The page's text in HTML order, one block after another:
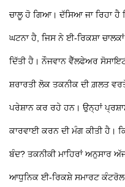
ਚਾਲੂ ਹੋ ਗਿਆ।ਦੱਸਿਆ ਜਾ ਰਿਹਾ ਹੈ
ਘਟਨਾ ਹੈ, ਜਿਸ ਨੇ ਈ-ਰਿਕਸ਼ਾ
ਦਿੱਤੀ ਹੈ। ਨੌਜਵਾਨ ਵੈੱਲਫੇਅਰ
ਸ਼ਰਾਰਤੀ ਲੋਕ ਤਕਨੀਕ ਦੀ ਗ਼ਲਤ
ਪਰੇਸ਼ਾਨ ਕਰ ਰਹੇ ਹਨ। ਉਨ੍ਹਾਂ
ਕਾਰਵਾਈ ਕਰਨ ਦੀ ਮੰਗ ਕੀਤੀ ਹੈ।
ਬੰਦ? ਤਕਨੀਕੀ ਮਾਹਿਰਾਂ ਅਨੁਸਾਰ
ਆਧੁਨਿਕ ਈ-ਰਿਕਸ਼ੇ ਸਮਾਰਟ ਕੰਟਰੋਲ